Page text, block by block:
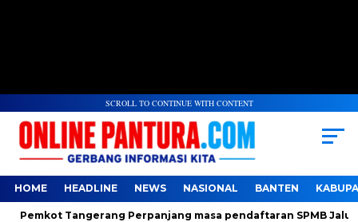
SCROLL TO CONTINUE WITH CONTENT
HOME HEADLINE NEWS NASIONAL BANTEN
Tangerang Perpanjang masa pendaftaran SPMB Jalur